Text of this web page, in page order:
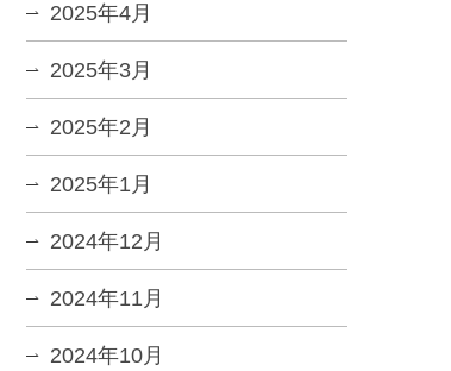
2025年4月
2025年3月
2025年2月
2025年1月
2024年12月
2024年11月
2024年10月